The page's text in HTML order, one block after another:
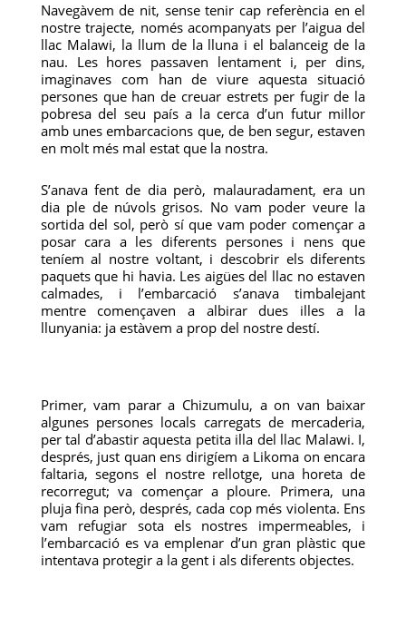
Navegàvem de nit, sense tenir cap referència en el
nostre trajecte, només acompanyats per l’aigua del
llac Malawi, la llum de la lluna i el balanceig de la
nau. Les hores passaven lentament i, per dins,
imaginaves com han de viure aquesta situació
persones que han de creuar estrets per fugir de la
pobresa del seu país a la cerca d’un futur millor
amb unes embarcacions que, de ben segur, estaven
en molt més mal estat que la nostra.
S’anava fent de dia però, malauradament, era un
dia ple de núvols grisos. No vam poder veure la
sortida del sol, però sí que vam poder començar a
posar cara a les diferents persones i nens que
teníem al nostre voltant, i descobrir els diferents
paquets que hi havia. Les aigües del llac no estaven
calmades, i l’embarcació s’anava timbalejant
mentre començaven a albirar dues illes a la
llunyania: ja estàvem a prop del nostre destí.
Primer, vam parar a Chizumulu, a on van baixar
algunes persones locals carregats de mercaderia,
per tal d’abastir aquesta petita illa del llac Malawi. I,
després, just quan ens dirigíem a Likoma on encara
faltaria, segons el nostre rellotge, una horeta de
recorregut; va començar a ploure. Primera, una
pluja fina però, després, cada cop més violenta. Ens
vam refugiar sota els nostres impermeables, i
l’embarcació es va emplenar d’un gran plàstic que
intentava protegir a la gent i als diferents objectes.